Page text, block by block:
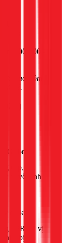
gói:
200.000 -
bao gồm
tế.
Ghi chú
cấp, xả,
bị vệ sinh
độ khó
PPR tới vị
thiết bị